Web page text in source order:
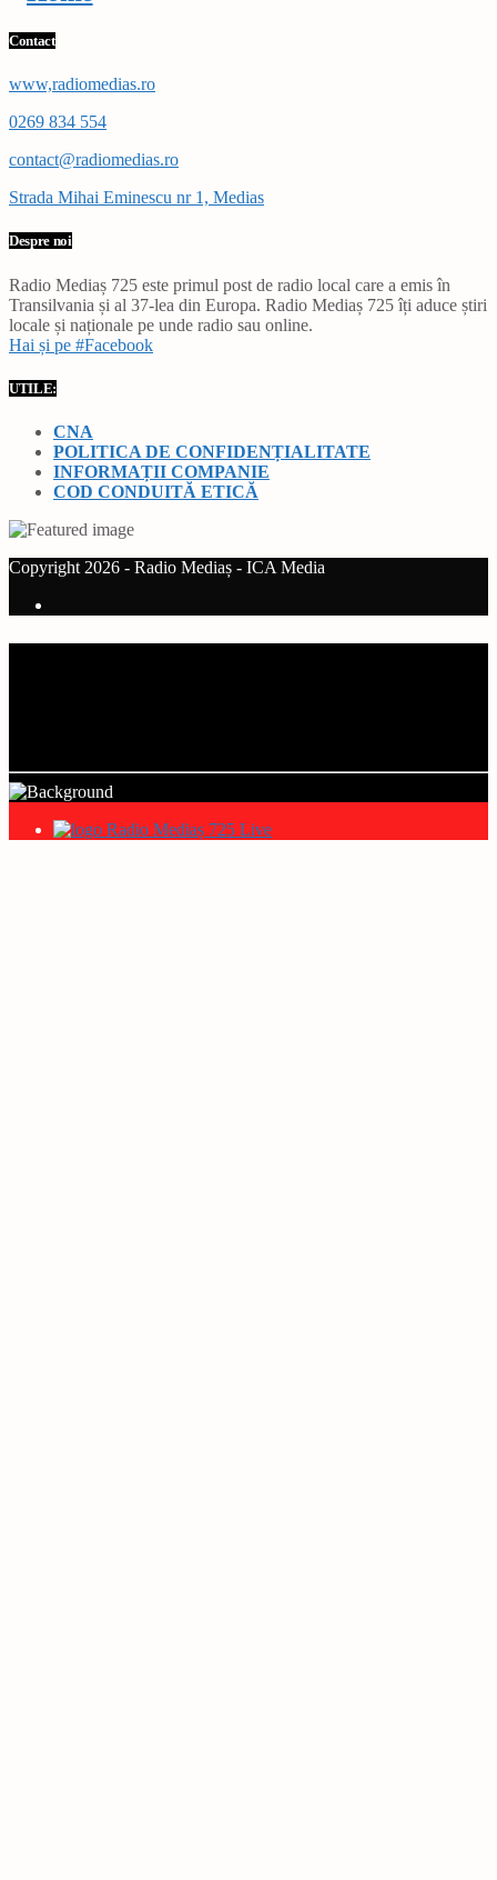
Contact
www,radiomedias.ro
0269 834 554
contact@radiomedias.ro
Strada Mihai Eminescu nr 1, Medias
Despre noi
Radio Mediaș 725 este primul post de radio local care a emis în
Transilvania și al 37-lea din Europa. Radio Mediaș 725 îți aduce știri
locale și naționale pe unde radio sau online.
Hai și pe #Facebook
UTILE:
CNA
POLITICA DE CONFIDENȚIALITATE
INFORMAȚII COMPANIE
COD CONDUITĂ ETICĂ
Copyright 2026 - Radio Mediaș - ICA Media
Radio Mediaș 725 Live